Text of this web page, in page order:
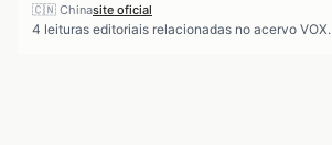
🇨🇳 Chinasite oficial
4 leituras editoriais relacionadas no acervo VOX.